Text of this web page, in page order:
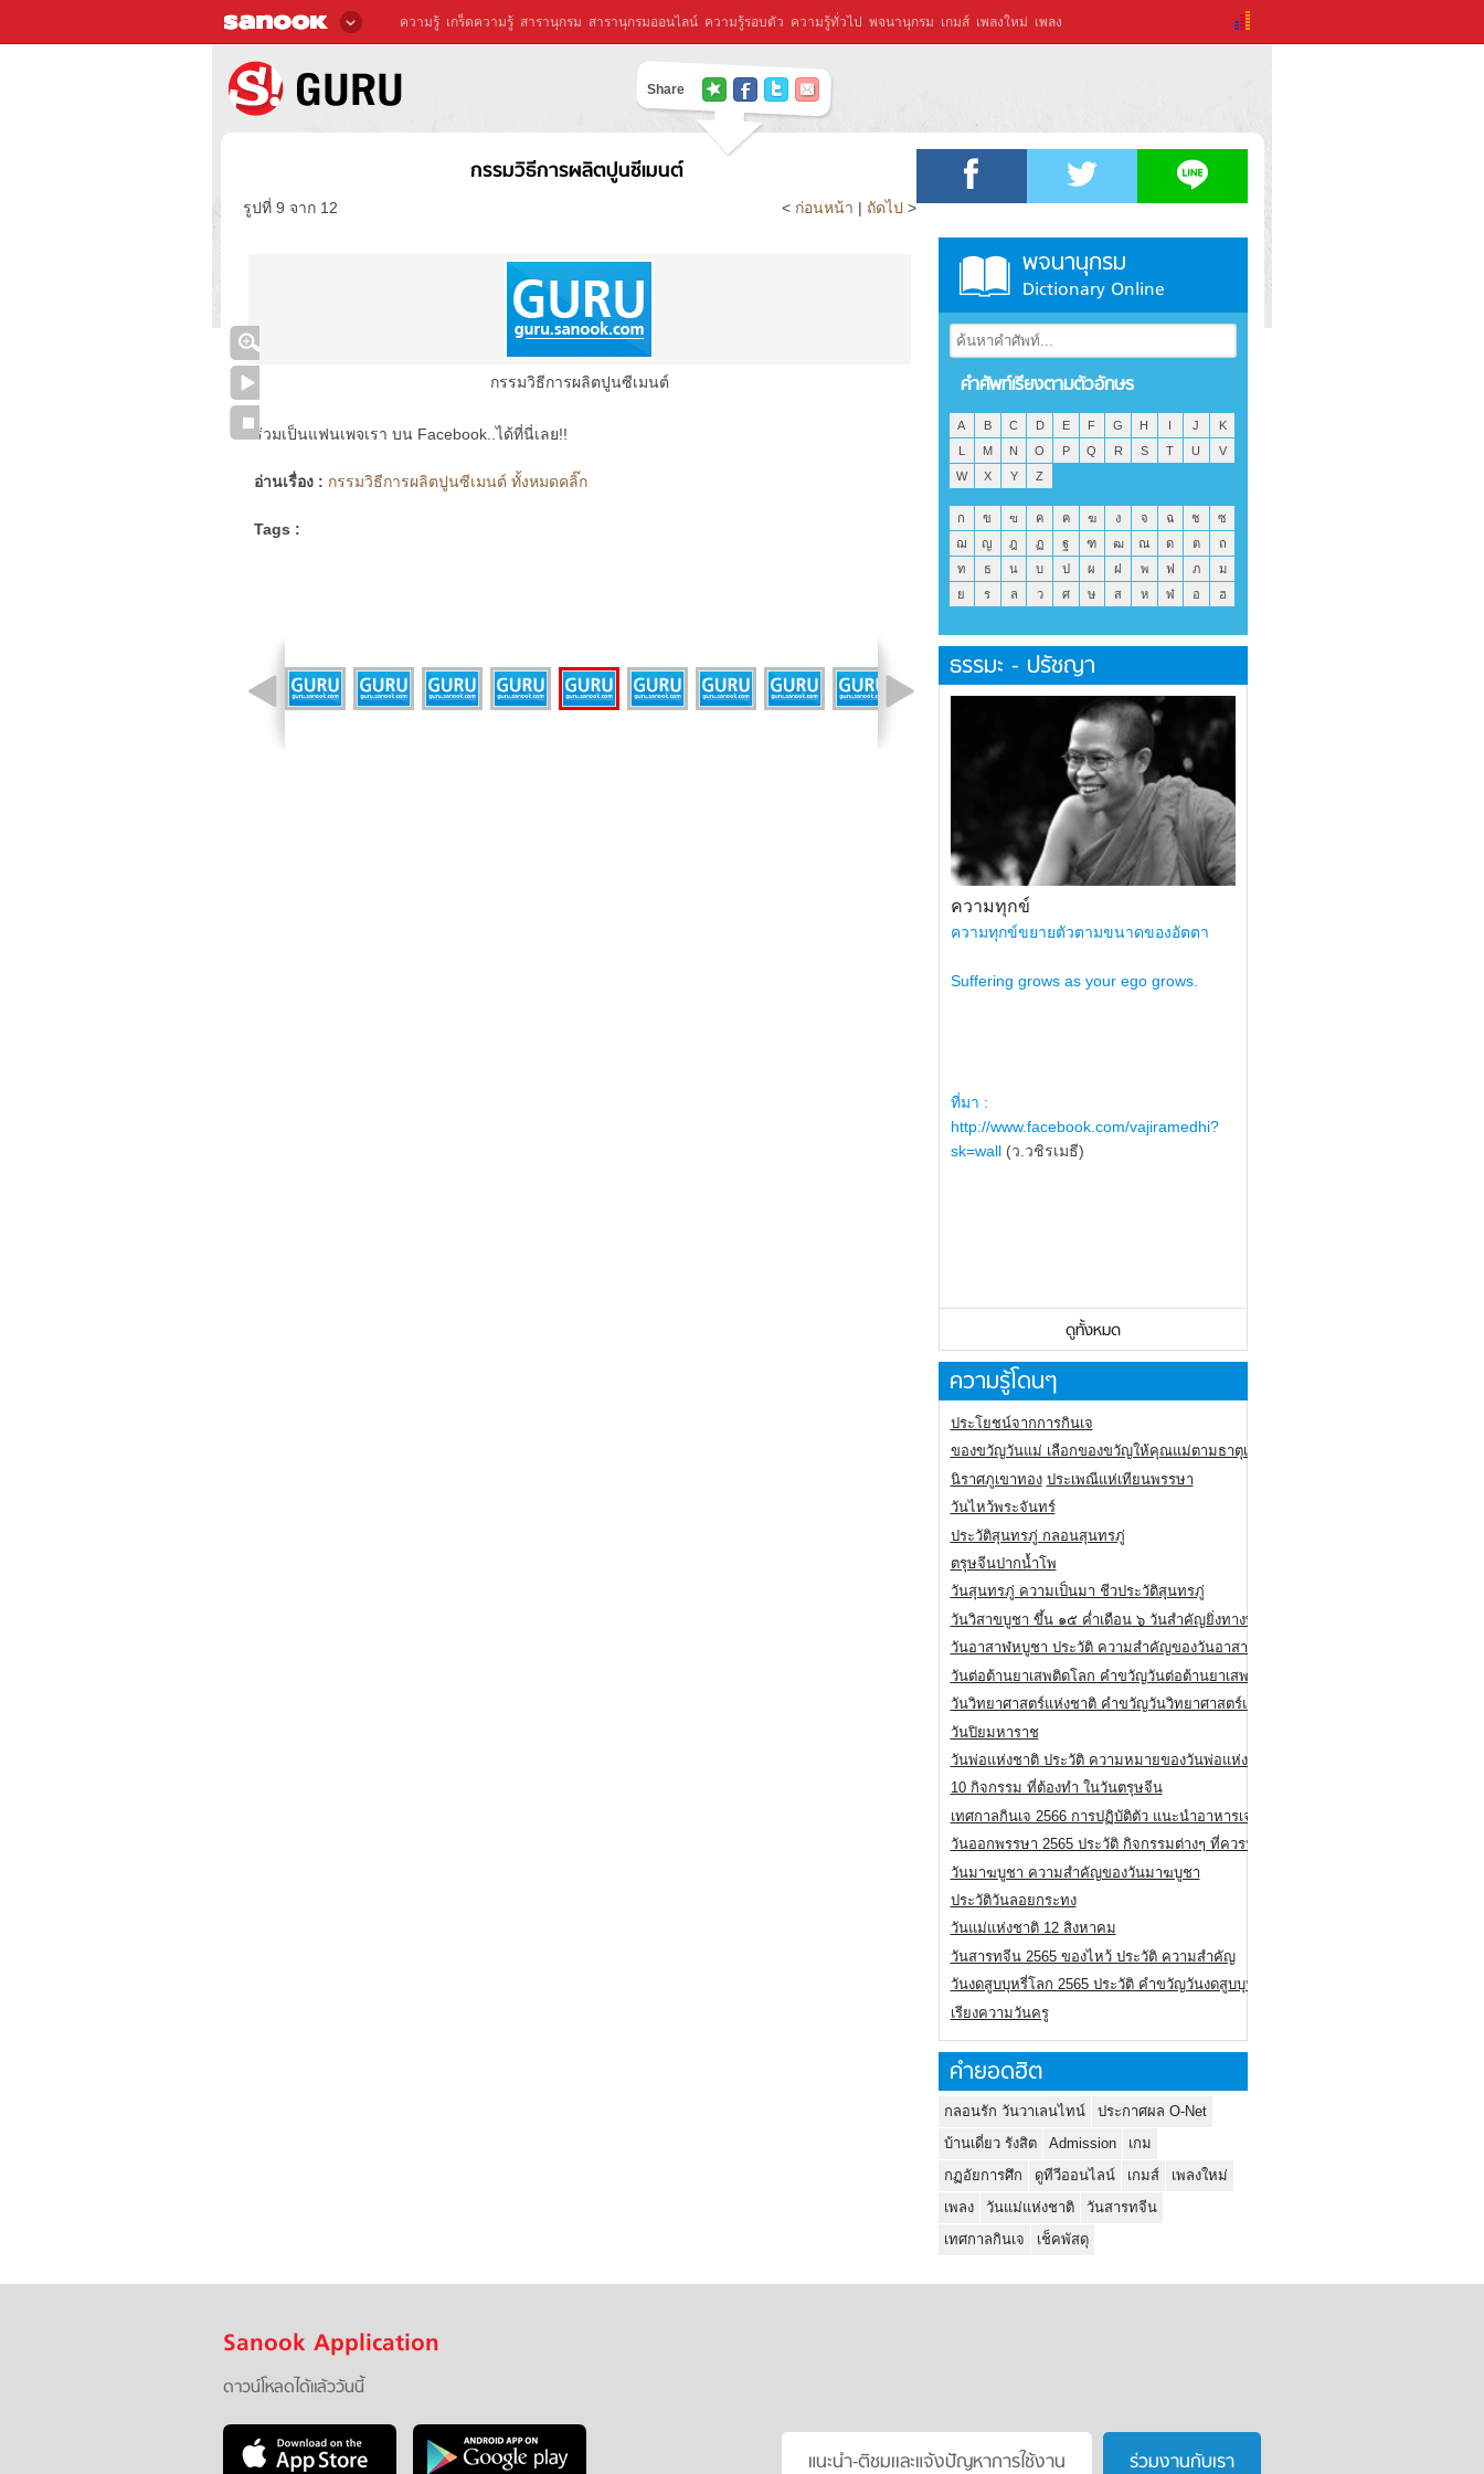
ความรู้ เกร็ดความรู้ สารานุกรม สารานุกรมออนไลน์ ความรู้รอบตัว ความรู้ทั่วไป พจนานุกรม เกมส์ เพลงใหม่ เพลง
Share
กรรมวิธีการผลิตปูนซีเมนต์
รูปที่ 9 จาก 12 < ก่อนหน้า | ถัดไป >
กรรมวิธีการผลิตปูนซีเมนต์
ร่วมเป็นแฟนเพจเรา บน Facebook..ได้ที่นี่เลย!!
อ่านเรื่อง : กรรมวิธีการผลิตปูนซีเมนต์ ทั้งหมดคลิ๊ก
Tags :
พจนานุกรม
Dictionary Online
คำศัพท์เรียงตามตัวอักษร
A B C D E F G H I J
K
L
M N O P Q R S T U
V
W
X Y Z
ก ข ฃ ค ฅ ฆ ง จ ฉ ช
ซ
ฌ
ญ ฎ ฏ ฐ ฑ ฒ ณ ด ต
ถ
ท
ธ น บ ป ผ ฝ พ ฟ ภ
ม
ย
ร ล ว ศ ษ ส ห ฬ อ ฮ
ธรรมะ - ปรัชญา
ความทุกข์
ความทุกข์ขยายตัวตามขนาดของอัตตา
Suffering grows as your ego grows.
ที่มา :
http://www.facebook.com/vajiramedhi?
sk=wall (ว.วชิรเมธี)
ดูทั้งหมด
ความรู้โดนๆ
ประโยชน์จากการกินเจ
ของขวัญวันแม่ เลือกของขวัญให้คุณแม่ตามธาตุเกิด
นิราศภูเขาทอง ประเพณีแห่เทียนพรรษา
วันไหว้พระจันทร์
ประวัติสุนทรภู่ กลอนสุนทรภู่
ตรุษจีนปากน้ำโพ
วันสุนทรภู่ ความเป็นมา ชีวประวัติสุนทรภู่
วันวิสาขบูชา ขึ้น ๑๕ ค่ำเดือน ๖ วันสำคัญยิ่งทางพระพุทธศาสนา
วันอาสาฬหบูชา ประวัติ ความสําคัญของวันอาสาฬหบูชา
วันต่อต้านยาเสพติดโลก คำขวัญวันต่อต้านยาเสพติดสากล
วันวิทยาศาสตร์แห่งชาติ คำขวัญวันวิทยาศาสตร์แห่งชาติ
วันปิยมหาราช
วันพ่อแห่งชาติ ประวัติ ความหมายของวันพ่อแห่งชาติ
10 กิจกรรม ที่ต้องทำ ในวันตรุษจีน
เทศกาลกินเจ 2566 การปฏิบัติตัว แนะนำอาหารเจ
วันออกพรรษา 2565 ประวัติ กิจกรรมต่างๆ ที่ควรปฏิบัติ
วันมาฆบูชา ความสำคัญของวันมาฆบูชา
ประวัติวันลอยกระทง
วันแม่แห่งชาติ 12 สิงหาคม
วันสารทจีน 2565 ของไหว้ ประวัติ ความสำคัญ
วันงดสูบบุหรี่โลก 2565 ประวัติ คำขวัญวันงดสูบบุหรี่โลก
เรียงความวันครู
คำยอดฮิต
กลอนรัก วันวาเลนไทน์
ประกาศผล O-Net
บ้านเดี่ยว รังสิต
Admission
เกม
กฏอัยการศึก
ดูทีวีออนไลน์ เกมส์
เพลงใหม่
เพลง
วันแม่แห่งชาติ
วันสารทจีน
เทศกาลกินเจ
เช็คพัสดุ
Sanook Application
ดาวน์โหลดได้แล้ววันนี้
แนะนำ-ติชมเเละแจ้งปัญหาการใช้งาน ร่วมงานกับเรา